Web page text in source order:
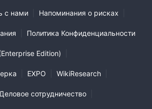
с нами Напоминания о рисках
Политика Конфиденциальности
Edition)
EXPO WikiResearch
Деловое сотрудничество